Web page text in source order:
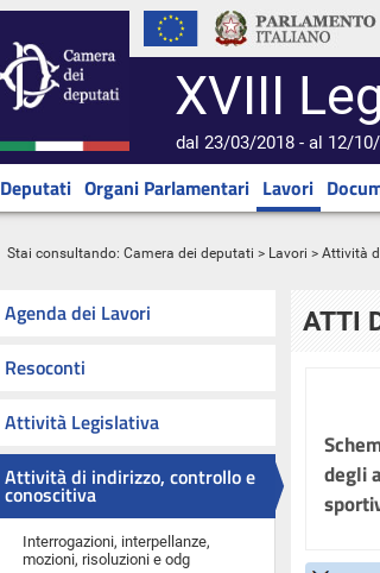
XVIII
dal 23/03/2018 - al 12/
Deputati Organi Parlamentari Lavori
Stai consultando: Camera dei deputati > Lavori > Attività
Agenda dei Lavori
Resoconti
Attività Legislativa
Attività di indirizzo, controllo e
conoscitiva
Interrogazioni, interpellanze,
mozioni, risoluzioni e odg
ATTI
degli